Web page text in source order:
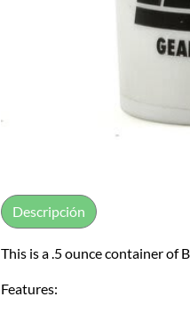
This is a .5 ounce container of
Features:
Descripción